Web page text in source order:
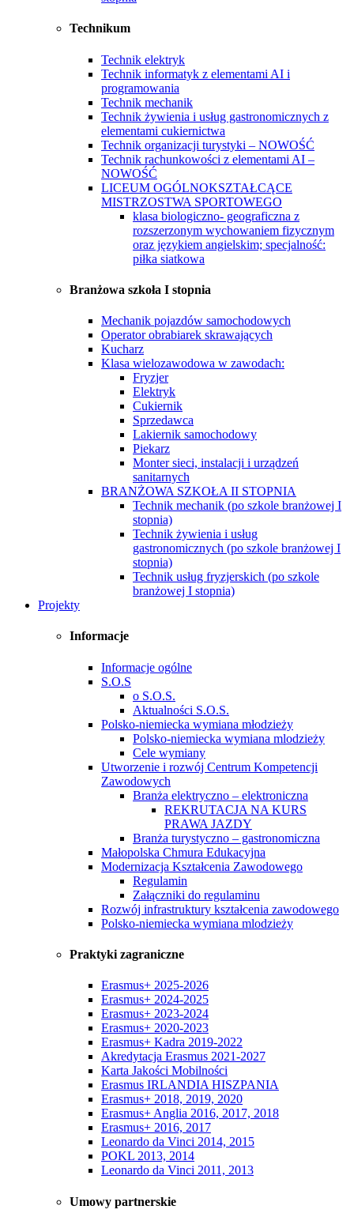
Technikum
Technik elektryk
Technik informatyk z elementami AI i
programowania
Technik mechanik
Technik żywienia i usług gastronomicznych z
elementami cukiernictwa
Technik organizacji turystyki – NOWOŚĆ
Technik rachunkowości z elementami AI –
NOWOŚĆ
LICEUM OGÓLNOKSZTAŁCĄCE
MISTRZOSTWA SPORTOWEGO
klasa biologiczno- geograficzna z
rozszerzonym wychowaniem fizycznym
oraz językiem angielskim; specjalność:
piłka siatkowa
Branżowa szkoła I stopnia
Mechanik pojazdów samochodowych
Operator obrabiarek skrawających
Kucharz
Klasa wielozawodowa w zawodach:
Fryzjer
Elektryk
Cukiernik
Sprzedawca
Lakiernik samochodowy
Piekarz
Monter sieci, instalacji i urządzeń
sanitarnych
BRANŻOWA SZKOŁA II STOPNIA
Technik mechanik (po szkole branżowej I
stopnia)
Technik żywienia i usług
gastronomicznych (po szkole branżowej I
stopnia)
Technik usług fryzjerskich (po szkole
branżowej I stopnia)
Projekty
Informacje
Informacje ogólne
S.O.S
o S.O.S.
Aktualności S.O.S.
Polsko-niemiecka wymiana młodzieży
Polsko-niemiecka wymiana mlodzieży
Cele wymiany
Utworzenie i rozwój Centrum Kompetencji
Zawodowych
Branża elektryczno – elektroniczna
REKRUTACJA NA KURS
PRAWA JAZDY
Branża turystyczno – gastronomiczna
Małopolska Chmura Edukacyjna
Modernizacja Kształcenia Zawodowego
Regulamin
Załączniki do regulaminu
Rozwój infrastruktury kształcenia zawodowego
Polsko-niemiecka wymiana mlodzieży
Praktyki zagraniczne
Erasmus+ 2025-2026
Erasmus+ 2024-2025
Erasmus+ 2023-2024
Erasmus+ 2020-2023
Erasmus+ Kadra 2019-2022
Akredytacja Erasmus 2021-2027
Karta Jakości Mobilności
Erasmus IRLANDIA HISZPANIA
Erasmus+ 2018, 2019, 2020
Erasmus+ Anglia 2016, 2017, 2018
Erasmus+ 2016, 2017
Leonardo da Vinci 2014, 2015
POKL 2013, 2014
Leonardo da Vinci 2011, 2013
Umowy partnerskie